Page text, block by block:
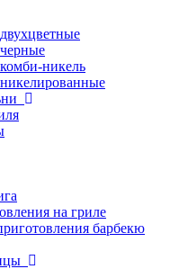
никель
на гриле
барбекю